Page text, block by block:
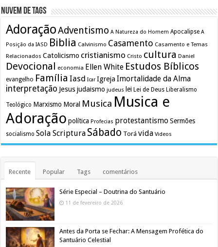
Nuvem de Tags
AdoraçãoAdventismo A Natureza do Homem Apocalipse A
Posição da IASD Biblia Calvinismo Casamento Casamento e Temas
Relacionados Catolicismo cristianismo Cristo cultura Daniel
Devocional economia Ellen White Estudos Bíblicos
evangelho Família Iasd Icar Igreja Imortalidade da Alma
interpretação Jesusjudaismo judeus lei Lei de Deus Liberalismo
Teológico Marxismo Moral Musica Musica e
Adoração política Profecias protestantismo Sermões
socialismo Sola Scriptura Sábado Torá vida Videos
Recente Popular Tags comentários
Série Especial – Doutrina do Santuário
11 de fevereiro de 2026
Antes da Porta se Fechar: A Mensagem Profética do
Santuário Celestial